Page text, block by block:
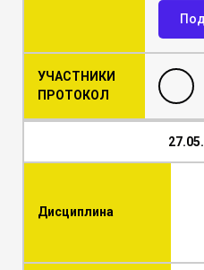
УЧАСТНИКИ
ПРОТОКОЛ
Дисциплина